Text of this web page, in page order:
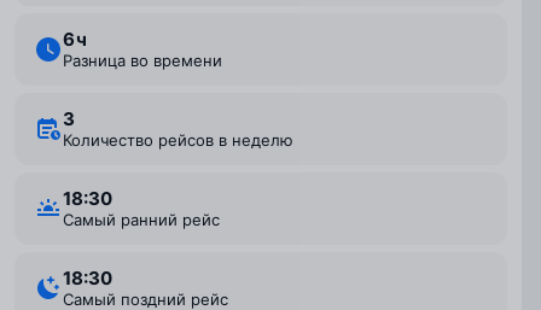
6 ⁠ч
Разница во времени
3
Количество рейсов в неделю
18:30
Самый ранний рейс
18:30
Самый поздний рейс